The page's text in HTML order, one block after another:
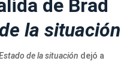
de Brad
la situación
de la situación dejó a